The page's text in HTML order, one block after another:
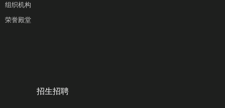
招生招聘
组织机构
荣誉殿堂